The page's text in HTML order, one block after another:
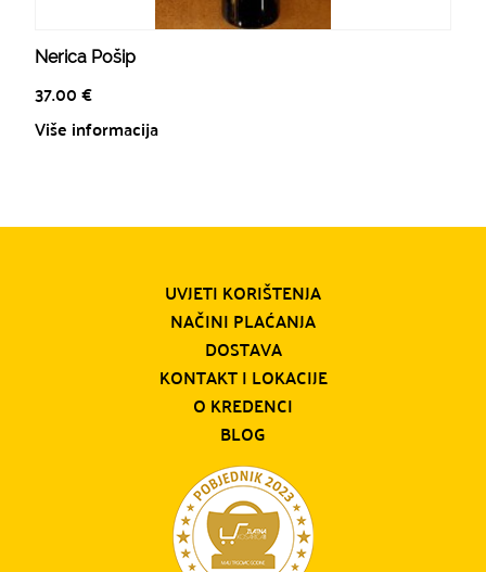
Nerica Pošip
37.00€
Više informacija
UVJETI KORIŠTENJA
NAČINI PLAĆANJA
DOSTAVA
KONTAKT I LOKACIJE
O KREDENCI
BLOG